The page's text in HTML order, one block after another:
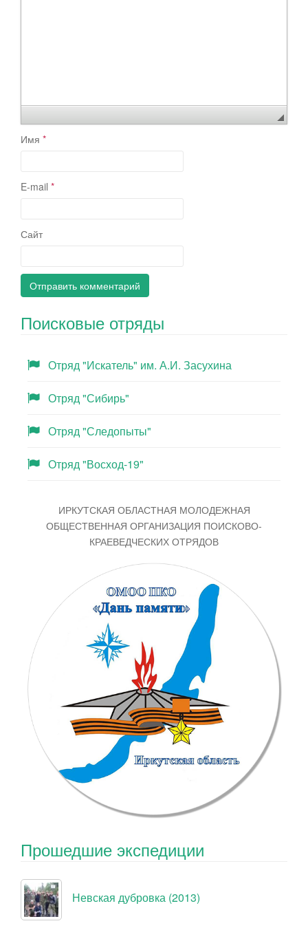
Имя *
E-mail *
Сайт
Поисковые отряды
Отряд "Искатель" им. А.И. Засухина
Отряд "Сибирь"
Отряд "Следопыты"
Отряд "Восход-19"
ИРКУТСКАЯ ОБЛАСТНАЯ МОЛОДЕЖНАЯ
ОБЩЕСТВЕННАЯ ОРГАНИЗАЦИЯ ПОИСКОВО-
КРАЕВЕДЧЕСКИХ ОТРЯДОВ
Прошедшие экспедиции
Невская дубровка (2013)